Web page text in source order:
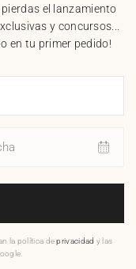
el lanzamiento
y concursos...
en tu primer pedido!
la política deprivacidad y las